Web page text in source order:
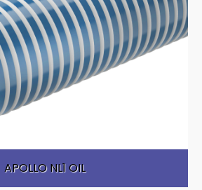
APOLLO NL1 OIL